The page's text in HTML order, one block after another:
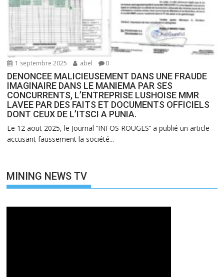
1 septembre 2025 abel 0
DENONCEE MALICIEUSEMENT DANS UNE FRAUDE
IMAGINAIRE DANS LE MANIEMA PAR SES
CONCURRENTS, L’ENTREPRISE LUSHOISE MMR
LAVEE PAR DES FAITS ET DOCUMENTS OFFICIELS
DONT CEUX DE L’ITSCI A PUNIA.
Le 12 aout 2025, le Journal ‘’INFOS ROUGES’’ a publié un article
accusant faussement la société...
MINING NEWS TV